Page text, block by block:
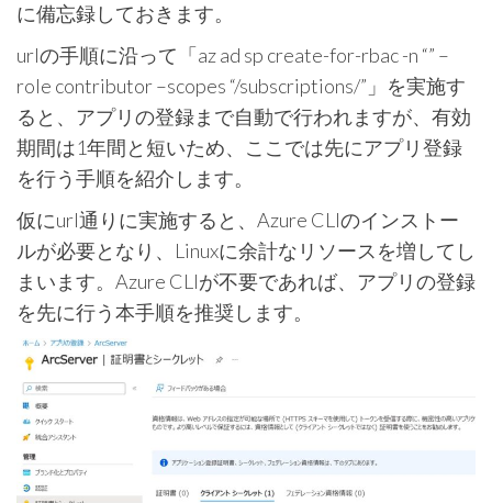
に備忘録しておきます。
urlの手順に沿って「az ad sp create-for-rbac -n “” –
role contributor –scopes “/subscriptions/”」を実施す
ると、アプリの登録まで自動で行われますが、有効
期間は1年間と短いため、ここでは先にアプリ登録
を行う手順を紹介します。
仮にurl通りに実施すると、Azure CLIのインストー
ルが必要となり、Linuxに余計なリソースを増してし
まいます。Azure CLIが不要であれば、アプリの登録
を先に行う本手順を推奨します。